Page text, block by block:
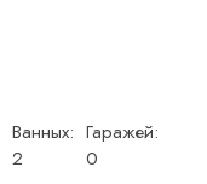
Ванных:
2
Гаражей:
0